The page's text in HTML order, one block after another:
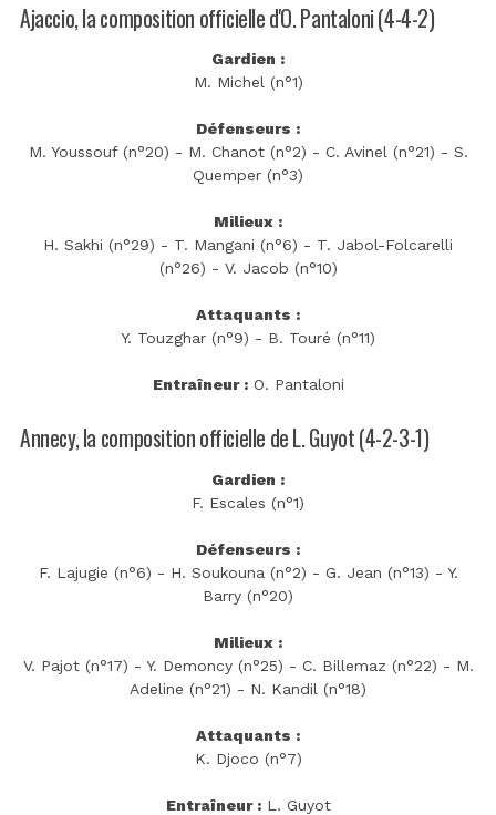
Ajaccio, la composition officielle d'O. Pantaloni (4-4-2)
Gardien :
M. Michel (n°1)
Défenseurs :
M. Youssouf (n°20) - M. Chanot (n°2) - C. Avinel (n°21) - S.
Quemper (n°3)
Milieux :
H. Sakhi (n°29) - T. Mangani (n°6) - T. Jabol-Folcarelli
(n°26) - V. Jacob (n°10)
Attaquants :
Y. Touzghar (n°9) - B. Touré (n°11)
Entraîneur :O. Pantaloni
Annecy, la composition officielle de L. Guyot (4-2-3-1)
Gardien :
F. Escales (n°1)
Défenseurs :
F. Lajugie (n°6) - H. Soukouna (n°2) - G. Jean (n°13) - Y.
Barry (n°20)
Milieux :
V. Pajot (n°17) - Y. Demoncy (n°25) - C. Billemaz (n°22) - M.
Adeline (n°21) - N. Kandil (n°18)
Attaquants :
K. Djoco (n°7)
Entraîneur :L. Guyot